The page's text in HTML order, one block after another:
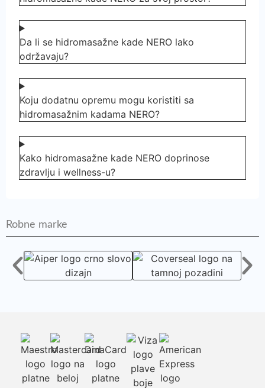
Da li se hidromasažne kade NERO lako
održavaju?
Koju dodatnu opremu mogu koristiti sa
hidromasažnim kadama NERO?
Kako hidromasažne kade NERO doprinose
zdravlju i wellness-u?
Robne marke